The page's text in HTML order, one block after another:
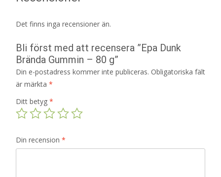
Det finns inga recensioner än.
Bli först med att recensera ”Epa Dunk
Brända Gummin – 80 g”
Din e-postadress kommer inte publiceras. Obligatoriska fält
är märkta *
Ditt betyg *
Din recension *